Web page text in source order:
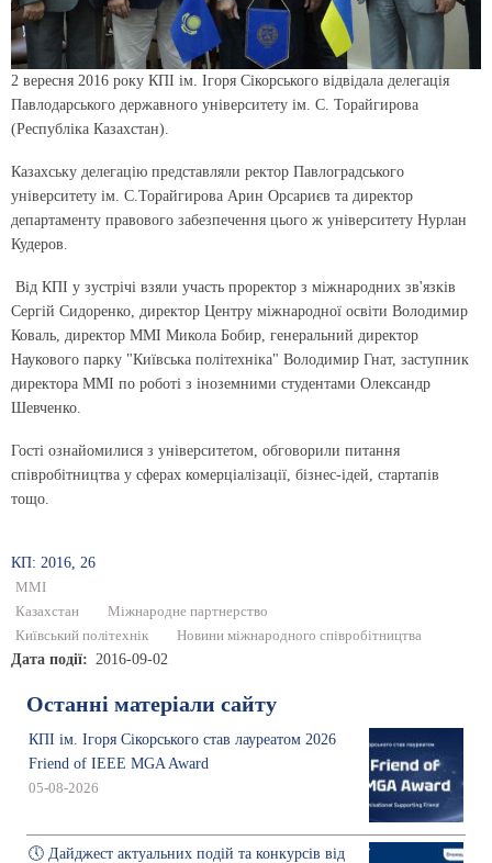
2 вересня 2016 року КПІ ім. Ігоря Сікорського відвідала делегація
Павлодарського державного уні­верситету ім. С. Торайгирова
(Республіка Казахстан).
Казахську делегацію представляли ректор Павлоградського
університету ім. С.Торайгирова Арин Орсариєв та директор
департаменту правового забезпечення цього ж університету Нурлан
Кудеров.
Від КПІ у зустрічі взяли участь проректор з міжнародних зв'язків
Сергій Сидоренко, директор Центру міжнародної освіти Володимир
Коваль, директор ММІ Микола Бобир, генеральний директор
Наукового парку "Київська політехніка" Володимир Гнат, заступник
директора ММІ по роботі з іноземними студентами Олександр
Шевченко.
Гості ознайомилися з університетом, обговорили питання
співробітництва у сферах комерціалізації, бізнес-ідей, стартапів
тощо.
КП: 2016, 26
ММІ
Казахстан
Міжнародне партнерство
Київський політехнік
Новини міжнародного співробітництва
Дата події 2016-09-02
Останні матеріали сайту
КПІ ім. Ігоря Сікорського став лауреатом 2026
Friend of IEEE MGA Award
05-08-2026
🕔 Дайджест актуальних подій та конкурсів від